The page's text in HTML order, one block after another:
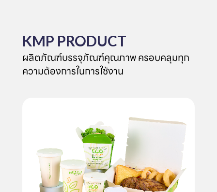
KMP PRODUCT
ผลิตภัณฑ์บรรจุภัณฑ์คุณภาพ ครอบคลุมทุก
ความต้องการในการใช้งาน